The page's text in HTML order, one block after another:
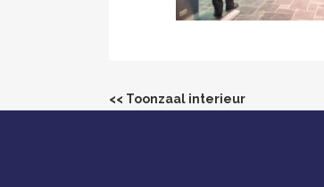
<< Toonzaal interieur